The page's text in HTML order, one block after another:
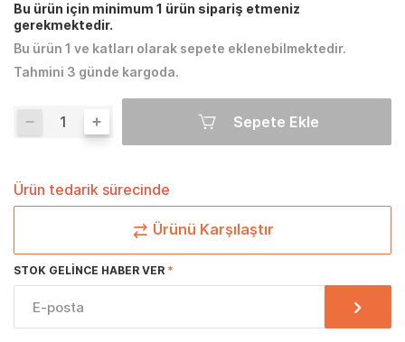
Bu ürün için minimum 1 ürün sipariş etmeniz
gerekmektedir.
Bu ürün 1 ve katları olarak sepete eklenebilmektedir.
Tahmini 3 günde kargoda.
Sepete Ekle
Ürün tedarik sürecinde
Ürünü Karşılaştır
STOK GELINCE HABER VER